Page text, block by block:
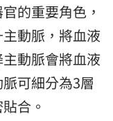
的重要角色，
動脈，將血液
動脈會將血液
可細分為3層
合。